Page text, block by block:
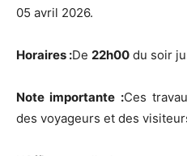
05 avril 2026.
Horaires :De 22h00 du soir
Note importante :Ces
des voyageurs et des